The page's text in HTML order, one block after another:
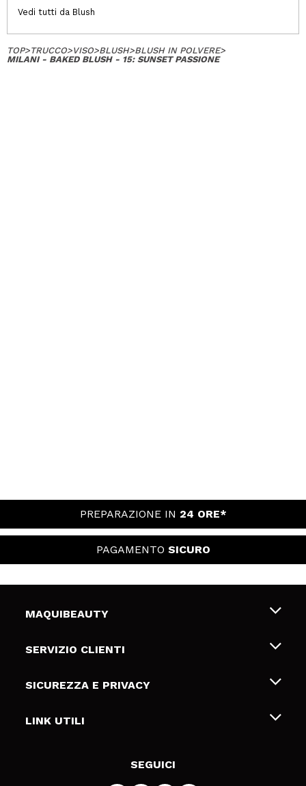
Vedi tutti da Blush
TOP>TRUCCO>VISO>BLUSH>BLUSH IN POLVERE>
MILANI - BAKED BLUSH - 15: SUNSET PASSIONE
PREPARAZIONE IN 24 ORE*
PAGAMENTO SICURO
MAQUIBEAUTY
Chi siamo
Gift Cards
SERVIZIO CLIENTI
Spedizioni & Resi
Metodi di pagamamento
SICUREZZA E PRIVACY
Termini e condizioni
LINK UTILI
SEGUICI